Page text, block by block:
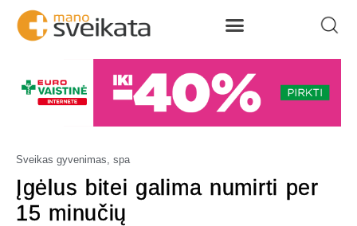
Sveikas gyvenimas, spa
Įgėlus bitei galima numirti per
15 minučių